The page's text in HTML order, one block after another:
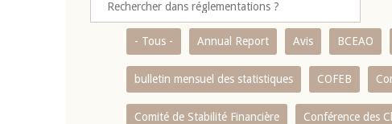
- Tous - Annual Report Avis BCEAO
bulletin mensuel des statistiques COFEB
Comité de Stabilité Financière Conférence des